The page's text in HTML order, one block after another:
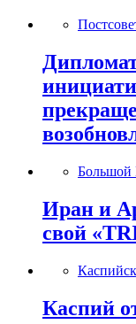
Большой
Иран и
свой
Каспий